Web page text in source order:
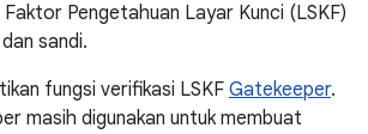
Pengetahuan Layar Kunci (LSKF)
sandi.
fungsi verifikasi LSKF Gatekeeper.
masih digunakan untuk membuat